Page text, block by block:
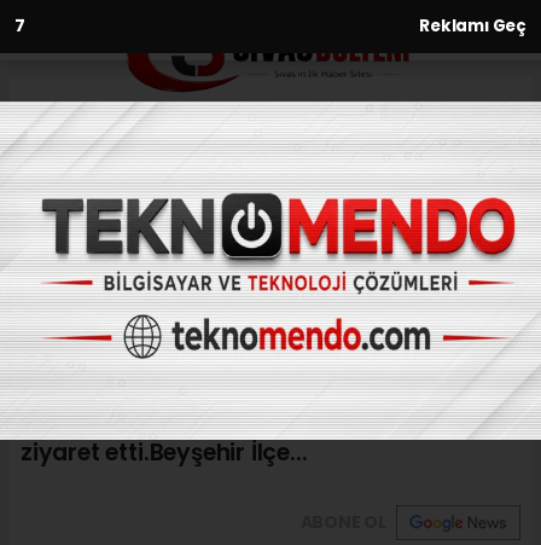
6 Reklamı Geç
Anasayfa
Beyşehir'de, Şehit Yakınları Ve
Gazilere Bayram Ziyareti
31.08.2017 - 16:43, Güncelleme: 31.08.2017 - 16:43
KONYA (AA) - Konya'nın Beyşehir ilçesinde,
Emniyet mensupları Kurban Bayramı
dolayısıyla, şehit polis yakınları ve gazileri
ziyaret etti.Beyşehir İlçe...